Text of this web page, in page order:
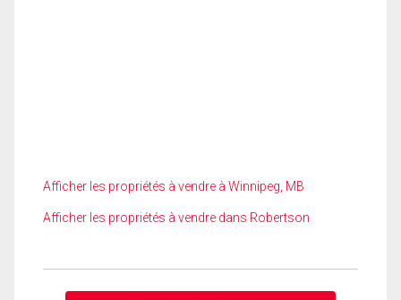
Afficher les propriétés à vendre à Winnipeg, MB
Afficher les propriétés à vendre dans Robertson